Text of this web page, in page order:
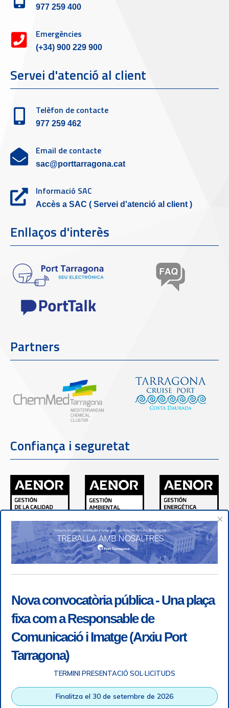
977 259 400
Emergències
(+34) 900 229 900
Servei d'atenció al client
Telèfon de contacte
977 259 462
Email de contacte
sac@porttarragona.cat
Informació SAC
Accès a SAC ( Servei d'atenció al client )
Enllaços d'interès
Partners
Confiança i seguretat
×
Nova convocatòria pública - Una plaça
fixa com a Responsable de
Comunicació i Imatge (Arxiu Port
Tarragona)
TERMINI PRESENTACIÓ SOL·LICITUDS
Finalitza el 30 de setembre de 2026